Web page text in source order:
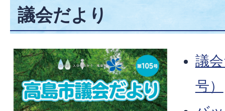
議会だより
議
号）